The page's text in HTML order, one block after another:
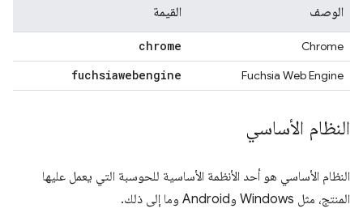
الوصف القيمة
Chrome
chrome
Fuchsia Web Engine
fuchsiawebengine
النظام الأساسي
النظام الأساسي هو أحد الأنظمة الأساسية للحوسبة التي يعمل عليها
المنتج، مثل Windows وAndroid وما إلى ذلك.